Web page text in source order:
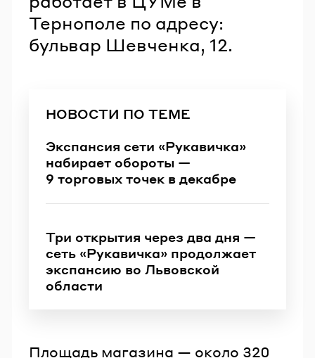
Тернополе по адресу:
бульвар Шевченка, 12.
НОВОСТИ ПО ТЕМЕ
Экспансия сети «Рукавичка»
набирает обороты —
9 торговых точек в декабре
Три открытия через два дня —
сеть «Рукавичка» продолжает
экспансию во Львовской
области
Площадь магазина — около 320